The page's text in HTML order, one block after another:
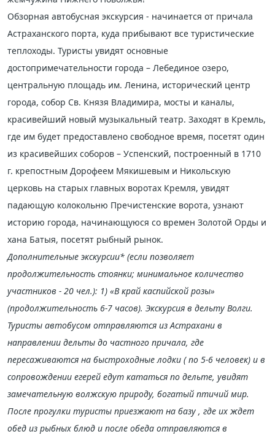
Обзорная автобусная экскурсия - начинается от причала
Астраханского порта, куда прибывают все туристические
теплоходы. Туристы увидят основные
достопримечательности города – Лебединое озеро,
центральную площадь им. Ленина, исторический центр
города, собор Св. Князя Владимира, мосты и каналы,
красивейший новый музыкальный театр. Заходят в Кремль,
где им будет предоставлено свободное время, посетят один
из красивейших соборов – Успенский, построенный в 1710
г. крепостным Дорофеем Мякишевым и Никольскую
церковь на старых главных воротах Кремля, увидят
падающую колокольню Пречистенские ворота, узнают
историю города, начинающуюся со времен Золотой Орды и
хана Батыя, посетят рыбный рынок.
Дополнительные экскурсии* (если позволяет
продолжительность стоянки; минимальное количество
участников - 20 чел.): 1) «В край каспийской розы»
(продолжительность 6-7 часов). Экскурсия в дельту Волги.
Туристы автобусом отправляются из Астрахани в
направлении дельты до частного причала, где
пересаживаются на быстроходные лодки ( по 5-6 человек) и в
сопровождении егерей едут кататься по дельте, увидят
замечательную волжскую природу, богатый птичий мир.
После прогулки туристы приезжают на базу , где их ждет
обед из рыбных блюд и после обеда отправляются в